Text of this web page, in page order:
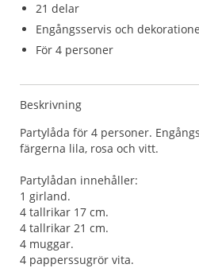
21 delar
Engångsservis och
För 4 personer
Beskrivning
Partylåda för 4 personer.
färgerna lila, rosa och vitt.
Partylådan innehåller:
1 girland.
4 tallrikar 17 cm.
4 tallrikar 21 cm.
4 muggar.
4 papperssugrör vita.